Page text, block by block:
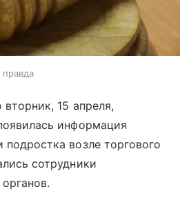
15 апреля,
информация
возле торгового
сотрудники